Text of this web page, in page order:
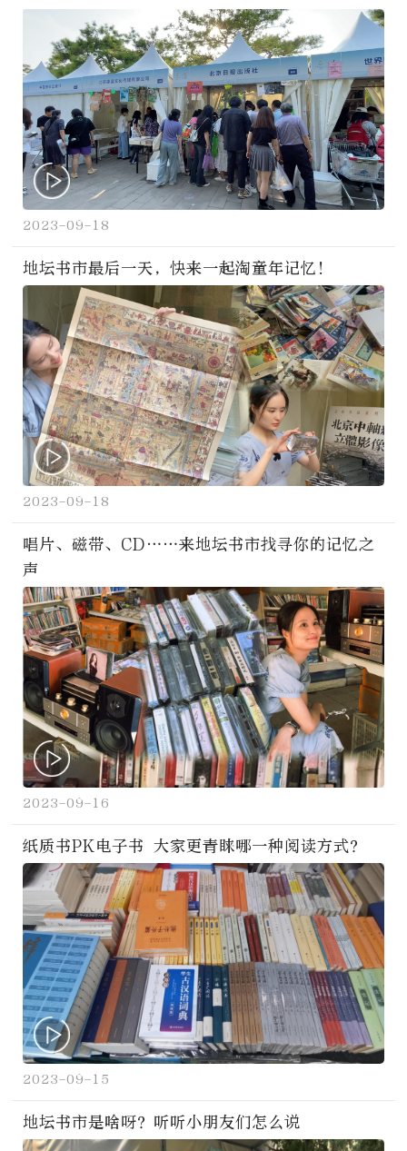
2023-09-18
地坛书市最后一天，快来一起淘童年记忆！
2023-09-18
唱片、磁带、CD……来地坛书市找寻你的记忆之
声
2023-09-16
纸质书PK电子书 大家更青睐哪一种阅读方式？
2023-09-15
地坛书市是啥呀？听听小朋友们怎么说